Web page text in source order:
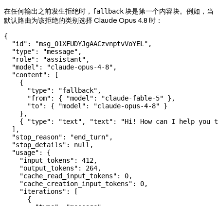
在任何输出之前发生拒绝时， fallback块是第一个内容块。例如，当
默认路由为该拒绝的类别选择 Claude Opus 4.8 时：
{
  "id"
: "msg_01XFUDYJgAACzvnptvVoYEL" ,
  "type"
: "message" ,
  "role"
: "assistant" ,
  "model"
: "claude-opus-4-8" ,
  "content"
: [
    {
      "type"
: "fallback" ,
      "from"
: { "model" : "claude-fable-5" },
      "to"
: { "model" : "claude-opus-4-8" }
    },
    {
"type" : "text" , "text" :
"Hi! How can I help you
  ],
  "stop_reason"
: "end_turn" ,
  "stop_details"
: null ,
  "usage"
: {
    "input_tokens"
: 412,
    "output_tokens"
: 264,
    "cache_read_input_tokens"
: 0,
    "cache_creation_input_tokens"
: 0,
    "iterations"
: [
      {